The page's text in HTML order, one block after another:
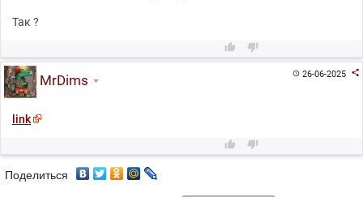
Так ?
 
26-06-2025 
MrDims
link
 
Поделиться